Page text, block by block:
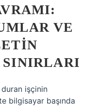
VE
SINIRLARI
işçinin
bilgisayar başında